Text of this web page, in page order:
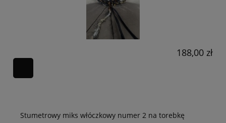
188,00 zł
Stumetrowy miks włóczkowy numer 2 na torebkę